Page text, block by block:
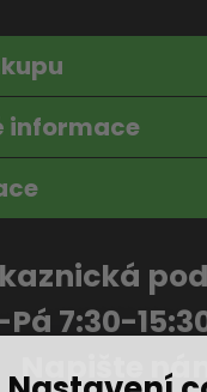
informace
Pá 7:30-
Napište nám